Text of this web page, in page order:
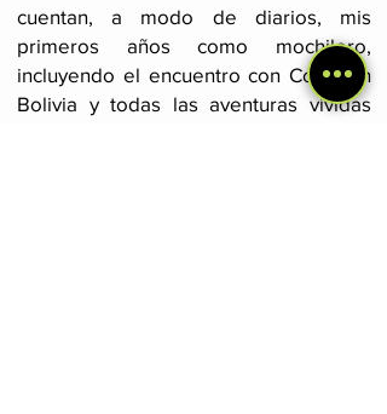
cuentan, a modo de diarios, mis
primeros años como mochilero,
incluyendo el encuentro con Cocaí en
Bolivia y todas las aventuras vividas